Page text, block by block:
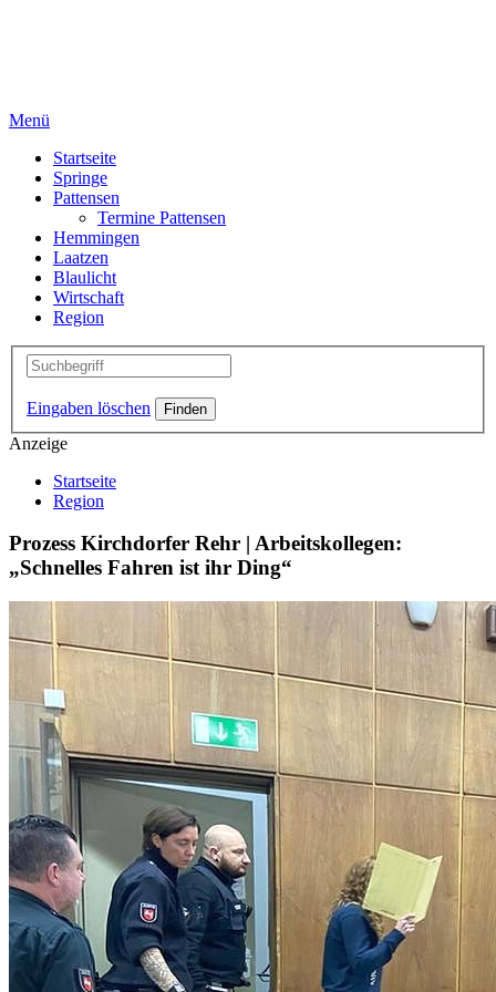
Menü
Startseite
Springe
Pattensen
Termine Pattensen
Hemmingen
Laatzen
Blaulicht
Wirtschaft
Region
Eingaben löschen
Anzeige
Startseite
Region
Prozess Kirchdorfer Rehr | Arbeitskollegen:
„Schnelles Fahren ist ihr Ding“